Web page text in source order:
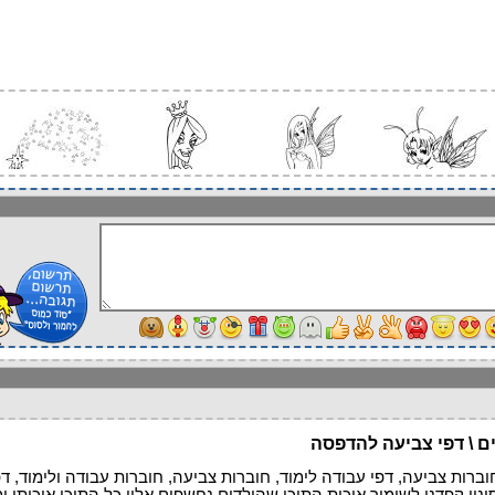
\ דפי צביעה להדפסה
צביעה, דפי עבודה לימוד, חוברות צביעה, חוברות עבודה ולימוד,